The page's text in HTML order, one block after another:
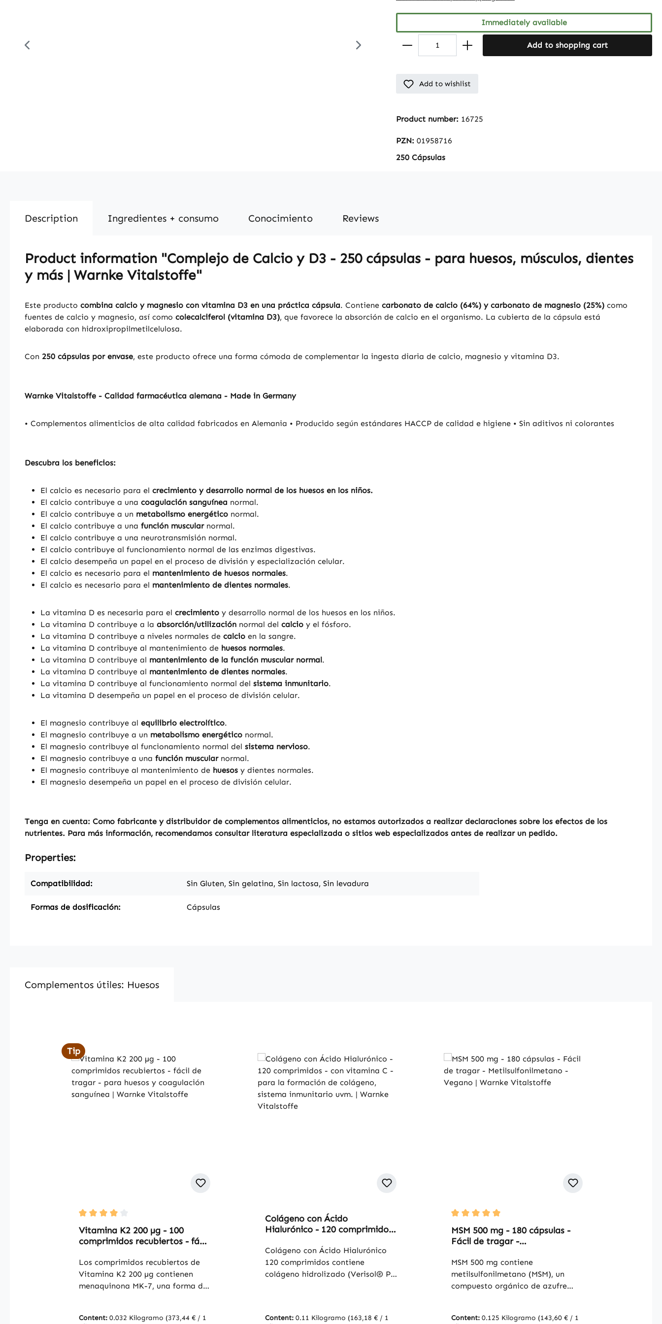
Immediately available
Add to shopping cart
Add to wishlist
Product number: 16725
PZN: 01958716
250 Cápsulas
Description Ingredientes + consumo Conocimiento Reviews
Product information "Complejo de Calcio y D3 - 250 cápsulas - para huesos, músculos, dientes
y más | Warnke Vitalstoffe"
Este producto combina calcio y magnesio con vitamina D3 en una práctica cápsula. Contiene carbonato de calcio (64%) y carbonato de magnesio (25%) como
fuentes de calcio y magnesio, así como colecalciferol (vitamina D3), que favorece la absorción de calcio en el organismo. La cubierta de la cápsula está
elaborada con hidroxipropilmetilcelulosa.
Con 250 cápsulas por envase, este producto ofrece una forma cómoda de complementar la ingesta diaria de calcio, magnesio y vitamina D3.
Warnke Vitalstoffe - Calidad farmacéutica alemana - Made in Germany
• Complementos alimenticios de alta calidad fabricados en Alemania • Producido según estándares HACCP de calidad e higiene • Sin aditivos ni colorantes
Descubra los beneficios:
El calcio es necesario para el crecimiento y desarrollo normal de los huesos en los niños.
El calcio contribuye a una coagulación sanguínea normal.
El calcio contribuye a un metabolismo energético normal.
El calcio contribuye a una función muscularnormal.
El calcio contribuye a una neurotransmisión normal.
El calcio contribuye al funcionamiento normal de las enzimas digestivas.
El calcio desempeña un papel en el proceso de división y especialización celular.
El calcio es necesario para el mantenimiento de huesos normales.
El calcio es necesario para el mantenimiento de dientes normales.
La vitamina D es necesaria para el crecimiento y desarrollo normal de los huesos en los niños.
La vitamina D contribuye a la absorción/utilización normal del calcio y el fósforo.
La vitamina D contribuye a niveles normales de calcio en la sangre.
La vitamina D contribuye al mantenimiento de huesos normales.
La vitamina D contribuye al mantenimiento de la función muscular normal.
La vitamina D contribuye al mantenimiento de dientes normales.
La vitamina D contribuye al funcionamiento normal del sistema inmunitario.
La vitamina D desempeña un papel en el proceso de división celular.
El magnesio contribuye al equilibrio electrolítico.
El magnesio contribuye a un metabolismo energético normal.
El magnesio contribuye al funcionamiento normal del sistema nervioso.
El magnesio contribuye a una función muscularnormal.
El magnesio contribuye al mantenimiento de huesos y dientes normales.
El magnesio desempeña un papel en el proceso de división celular.
Tenga en cuenta: Como fabricante y distribuidor de complementos alimenticios, no estamos autorizados a realizar declaraciones sobre los efectos de los
nutrientes. Para más información, recomendamos consultar literatura especializada o sitios web especializados antes de realizar un pedido.
Properties:
Compatibilidad: Sin Gluten, Sin gelatina, Sin lactosa, Sin levadura
Formas de dosificación: Cápsulas
Complementos útiles: Huesos
Tip
Average rating of 4 out of 5 stars
Vitamina K2 200 µg - 100
comprimidos recubiertos - fácil
coagulación sanguínea |
Warnke Vitalstoffe
Los comprimidos recubiertos de
Vitamina K2 200 µg contienen
menaquinona MK-7, una forma de
µg de vitamina K2 y cubre así el
Content: 0.032 Kilogramo (373,44 € / 1
Colágeno con Ácido
Hialurónico - 120 comprimidos
formación de colágeno,
sistema inmunitario uvm. |
Warnke Vitalstoffe
Colágeno con Ácido Hialurónico
120 comprimidos contiene
colágeno hidrolizado (Verisol® P),
es una forma de colágeno
Content: 0.11 Kilogramo (163,18 € / 1
Average rating of 5 out of 5 stars
MSM 500 mg - 180 cápsulas -
Fácil de tragar -
Warnke Vitalstoffe
MSM 500 mg contiene
metilsulfonilmetano (MSM), un
compuesto orgánico de azufre
por envase, el producto permite
Content: 0.125 Kilogramo (143,60 € / 1